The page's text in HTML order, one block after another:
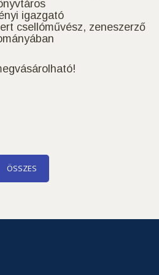
igazgató
csellóművész, zeneszerző
ÖSSZES